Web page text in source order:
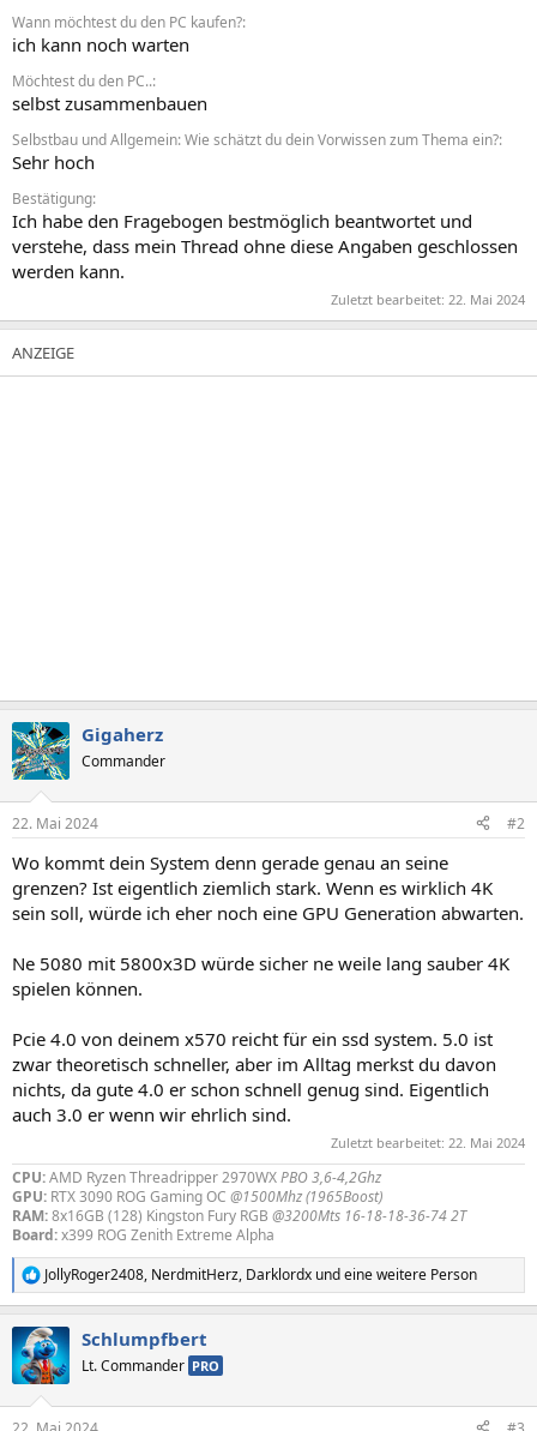
Wann möchtest du den PC kaufen?
ich kann noch warten
Möchtest du den PC..
selbst zusammenbauen
Selbstbau und Allgemein: Wie schätzt du dein Vorwissen zum Thema ein?
Sehr hoch
Bestätigung
Ich habe den Fragebogen bestmöglich beantwortet und
verstehe, dass mein Thread ohne diese Angaben geschlossen
werden kann.
Zuletzt bearbeitet: 22. Mai 2024
Gigaherz
Commander
22. Mai 2024 #2
Wo kommt dein System denn gerade genau an seine
grenzen? Ist eigentlich ziemlich stark. Wenn es wirklich 4K
sein soll, würde ich eher noch eine GPU Generation abwarten.
Ne 5080 mit 5800x3D würde sicher ne weile lang sauber 4K
spielen können.
Pcie 4.0 von deinem x570 reicht für ein ssd system. 5.0 ist
zwar theoretisch schneller, aber im Alltag merkst du davon
nichts, da gute 4.0 er schon schnell genug sind. Eigentlich
auch 3.0 er wenn wir ehrlich sind.
Zuletzt bearbeitet: 22. Mai 2024
CPU:AMD Ryzen Threadripper 2970WXPBO 3,6-4,2Ghz
GPU: RTX 3090 ROG Gaming OC @1500Mhz (1965Boost)
RAM:8x16GB (128) Kingston Fury RGB @3200Mts 16-18-18-36-74 2T
Board:x399 ROG Zenith Extreme Alpha
R
e
k
t
i
JollyRoger2408, NerdmitHerz, Darklordx und eine weitere Person
Schlumpfbert
Lt. Commander PRO